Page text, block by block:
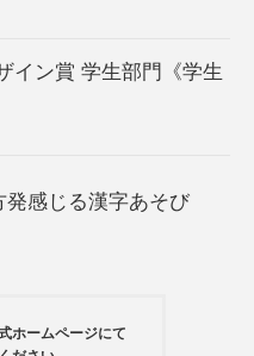
イン賞 学生部門《学生
発感じる漢字あそび
ホームページにて